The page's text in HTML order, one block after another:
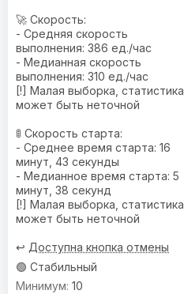
🚀 Скорость:
- Средняя скорость
выполнения: 386 ед./час
- Медианная скорость
выполнения: 310 ед./час
[!] Малая выборка, статистика
может быть неточной
🚦 Скорость старта:
- Среднее время старта: 16
минут, 43 секунды
- Медианное время старта: 5
минут, 38 секунд
[!] Малая выборка, статистика
может быть неточной
↩️ Доступна кнопка отмены
🟢 Стабильный
10